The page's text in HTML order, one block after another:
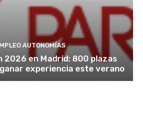
AUTONOMÍAS
2026 en Madrid: 800 plazas
experiencia este verano